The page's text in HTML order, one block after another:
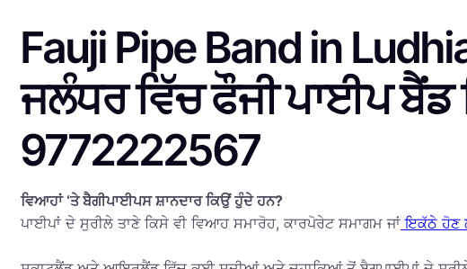
Fauji Pipe Band in
ਜਲੰਧਰ ਵਿੱਚ ਫੌਜੀ ਪਾਈਪ
9772222567
ਵਿਆਹਾਂ ‘ਤੇ ਬੈਗੀਪਾਈਪਸ ਸ਼ਾਨਦਾਰ ਕਿਉਂ ਹੁੰਦੇ ਹਨ?
ਪਾਈਪਾਂ ਦੇ ਸੁਰੀਲੇ ਤਾਣੇ ਕਿਸੇ ਵੀ ਵਿਆਹ ਸਮਾਰੋਹ, ਕਾਰਪੋਰੇਟ ਸਮਾਗਮ ਜਾਂ ਇਕੱਠੇ ਹੋਣ